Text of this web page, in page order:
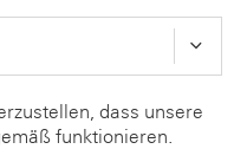
dass unsere
funktionieren.